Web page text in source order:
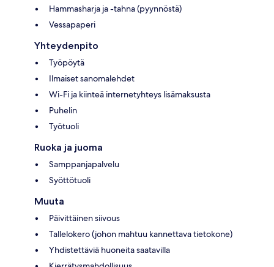
Hammasharja ja -tahna (pyynnöstä)
Vessapaperi
Yhteydenpito
Työpöytä
Ilmaiset sanomalehdet
Wi-Fi ja kiinteä internetyhteys lisämaksusta
Puhelin
Työtuoli
Ruoka ja juoma
Samppanjapalvelu
Syöttötuoli
Muuta
Päivittäinen siivous
Tallelokero (johon mahtuu kannettava tietokone)
Yhdistettäviä huoneita saatavilla